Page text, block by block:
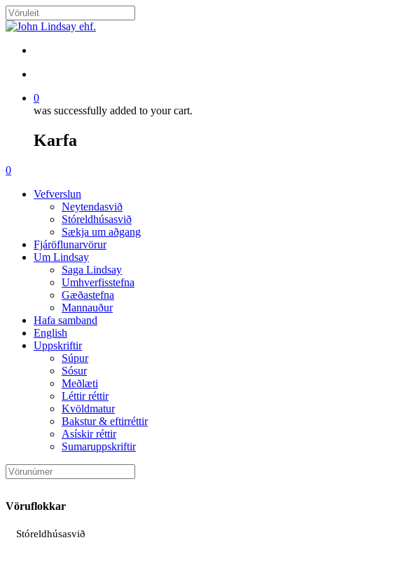
Skip
to
content
Close
0
was successfully added to your cart.
Karfa
Menu
search
account
0
Vefverslun
Neytendasvið
Stóreldhúsasvið
Sækja um aðgang
Fjáröflunarvörur
Um Lindsay
Saga Lindsay
Umhverfisstefna
Gæðastefna
Mannauður
Hafa samband
English
Uppskriftir
Súpur
Sósur
Meðlæti
Léttir réttir
Kvöldmatur
Bakstur & eftirréttir
Asískir réttir
Sumaruppskriftir
Vöruflokkar
Stóreldhúsasvið